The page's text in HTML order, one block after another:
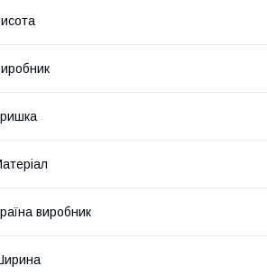
виробник